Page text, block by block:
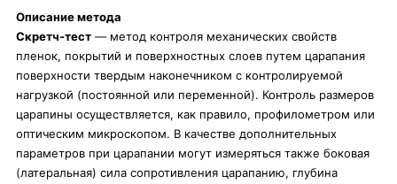
Описание метода
Скретч-тест — метод контроля механических свойств
пленок, покрытий и поверхностных слоев путем царапания
поверхности твердым наконечником с контролируемой
нагрузкой (постоянной или переменной). Контроль размеров
царапины осуществляется, как правило, профилометром или
оптическим микроскопом. В качестве дополнительных
параметров при царапании могут измеряться также боковая
(латеральная) сила сопротивления царапанию, глубина